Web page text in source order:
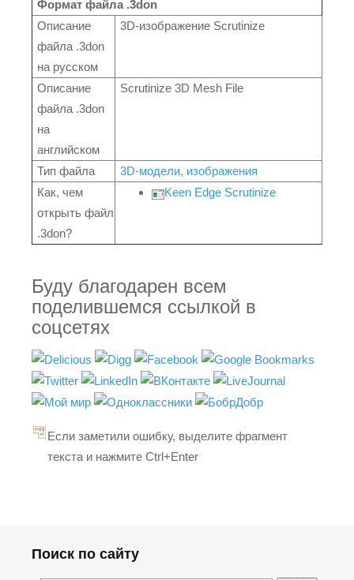
Формат файла .3don
Описание
файла .3don
на русском
3D-изображение Scrutinize
Описание
файла .3don
на
английском
Scrutinize 3D Mesh File
Тип файла
3D-модели, изображения
Как, чем
открыть файл
.3don?
Keen Edge Scrutinize
Буду благодарен всем
поделившемся ссылкой в
соцсетях
Если заметили ошибку, выделите фрагмент
текста и нажмите Ctrl+Enter
Поиск по сайту